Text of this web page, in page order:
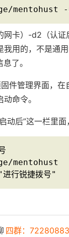
mentohust -
网卡）-d2（认证
我用的，不是通
了。
件管理界面，在
命令。
动后”这一栏里面，
mentohust
锐捷拨号"
四群：